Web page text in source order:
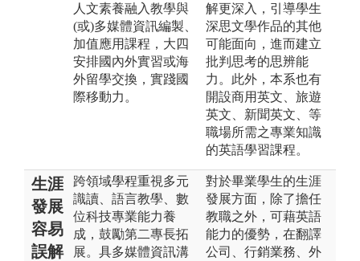
人文素養融入教學與
(或)多媒體資訊編製、
加值應用課程，大四
安排國內外實習或海
外留學交換，實踐國
際移動力。
解更深入，引導學生
深思文學作品的其他
可能面向，進而建立
批判思考的思辨能
力。此外，本系也有
開設商用英文、旅遊
英文、新聞英文、等
職場所需之專業知識
的英語學習課程。
生涯
發展
容易
誤解
跨領域學程重視多元
識讀、語言教學、數
位科技專業能力養
成，鼓勵第二專長拓
展。具多媒體資訊溝
對於畢業學生的生涯
發展方面，除了擔任
教職之外，可藉英語
能力的優勢，在翻譯
公司、行銷業務、外